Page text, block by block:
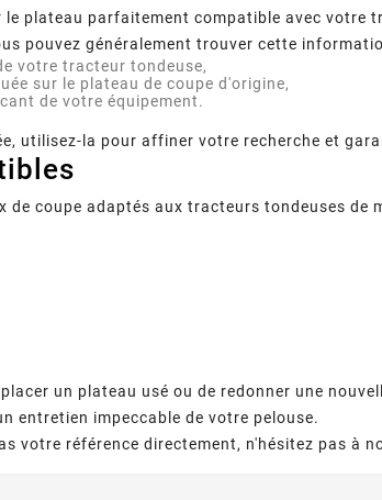
le plateau parfaitement compatible avec votre
pouvez généralement trouver cette
votre tracteur tondeuse,
sur le plateau de coupe d'origine,
de votre équipement.
utilisez-la pour affiner votre recherche et
de coupe adaptés aux tracteurs tondeuses de
un plateau usé ou de redonner une
entretien impeccable de votre pelouse.
votre référence directement, n'hésitez pas à